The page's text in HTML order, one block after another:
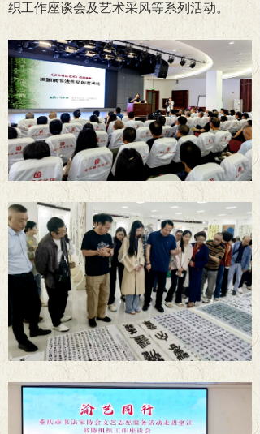
织工作座谈会及艺术采风等系列活动。